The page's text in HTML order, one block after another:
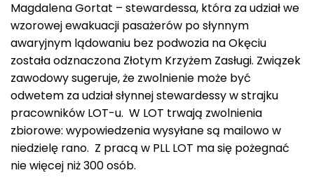
Magdalena Gortat – stewardessa, która za udział we
wzorowej ewakuacji pasażerów po słynnym
awaryjnym lądowaniu bez podwozia na Okęciu
została odznaczona Złotym Krzyżem Zasługi. Związek
zawodowy sugeruje, że zwolnienie może być
odwetem za udział słynnej stewardessy w strajku
pracowników LOT-u. W LOT trwają zwolnienia
zbiorowe: wypowiedzenia wysyłane są mailowo w
niedzielę rano. Z pracą w PLL LOT ma się pożegnać
nie więcej niż 300 osób.